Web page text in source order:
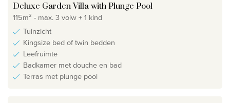
Deluxe Garden Villa with Plunge Pool
115m² - max. 3 volw + 1 kind
Tuinzicht
Kingsize bed of twin bedden
Leefruimte
Badkamer met douche en bad
Terras met plunge pool